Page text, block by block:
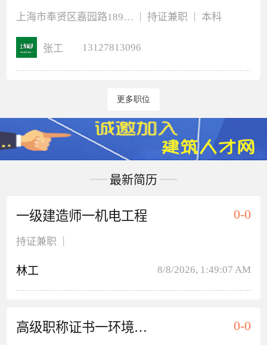
上海市奉贤区嘉园路189弄3号楼207室 | 持证兼职 | 本科
张工 13127813096
更多职位
最新简历
一级建造师一机电工程 0-0
持证兼职 |
林工 8/8/2026, 1:49:07 AM
高级职称证书一环境工程 0-0